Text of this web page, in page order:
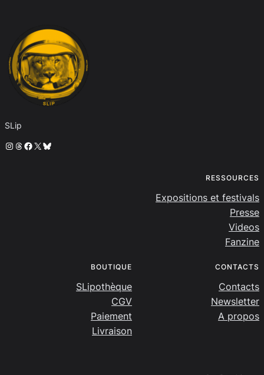
SLip
Instagram
Threads
Facebook
X Bluesky
RESSOURCES
Expositions et festivals
Presse
Videos
Fanzine
BOUTIQUE
SLipothèque
CGV
Paiement
Livraison
CONTACTS
Contacts
Newsletter
A propos